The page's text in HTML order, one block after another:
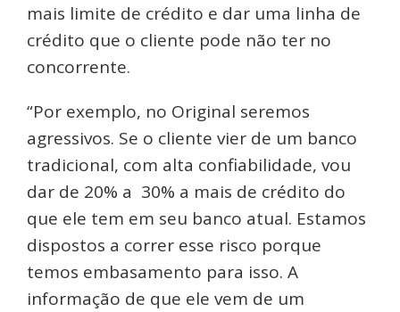
mais limite de crédito e dar uma linha de
crédito que o cliente pode não ter no
concorrente.
“Por exemplo, no Original seremos
agressivos. Se o cliente vier de um banco
tradicional, com alta confiabilidade, vou
dar de 20% a 30% a mais de crédito do
que ele tem em seu banco atual. Estamos
dispostos a correr esse risco porque
temos embasamento para isso. A
informação de que ele vem de um